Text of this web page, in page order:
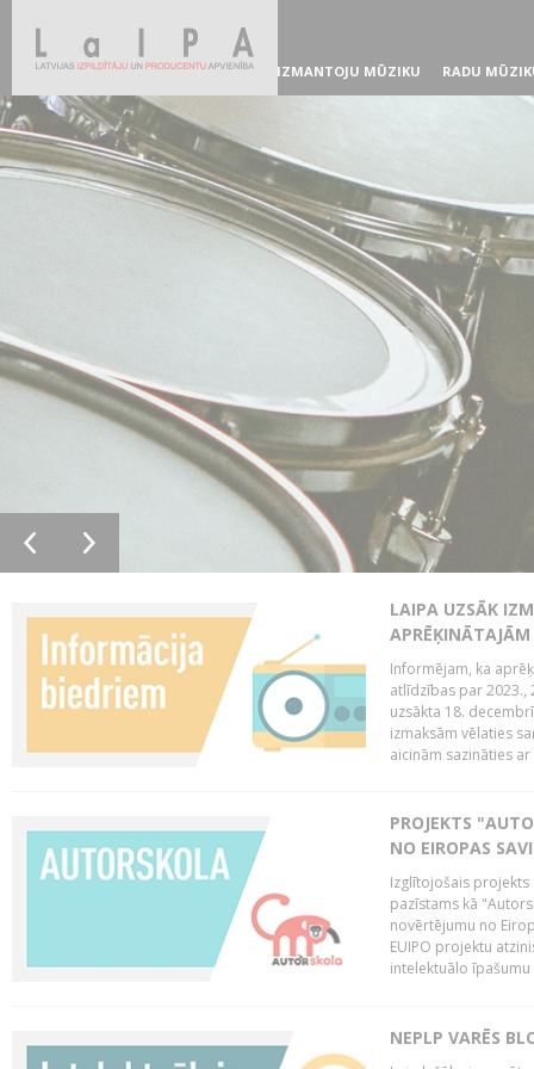
IZMANTOJU MŪZIKU RADU
LAIPA UZSĀK
Informējam, ka
atlīdzības par 2023.,
uzsākta 18.
izmaksām vēlaties
aicinām sazināties
PROJEKTS
NO EIROPAS
Izglītojošais projekts
pazīstams kā
novērtējumu no
EUIPO projektu
intelektuālo
NEPLP VARĒS